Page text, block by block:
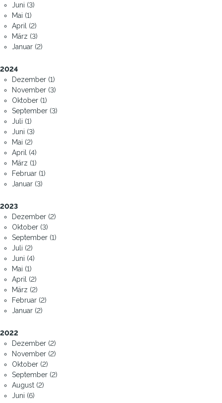
Juni (3)
Mai (1)
April (2)
März (3)
Januar (2)
2024
Dezember (1)
November (3)
Oktober (1)
September (3)
Juli (1)
Juni (3)
Mai (2)
April (4)
März (1)
Februar (1)
Januar (3)
2023
Dezember (2)
Oktober (3)
September (1)
Juli (2)
Juni (4)
Mai (1)
April (2)
März (2)
Februar (2)
Januar (2)
2022
Dezember (2)
November (2)
Oktober (2)
September (2)
August (2)
Juni (6)